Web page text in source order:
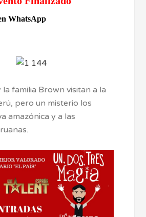
WhatsApp
familia Brown visitan a la
pero un misterio los
amazónica y a las